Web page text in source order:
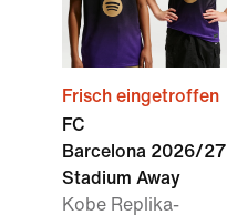
Frisch eingetroffen
FC
Barcelona 2026/27
Stadium Away
Kobe Replika-